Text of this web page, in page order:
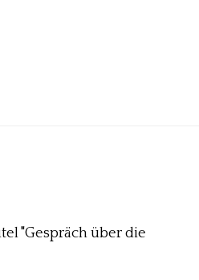
"Gespräch über die